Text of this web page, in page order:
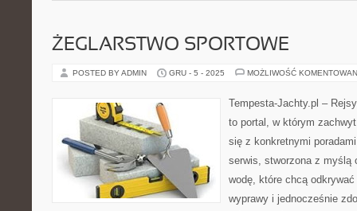
ŻEGLARSTWO SPORTOWE
POSTED BY ADMIN GRU - 5 - 2025 MOŻLIWOŚĆ
Tempesta-Jachty.pl –
to portal, w którym
się z konkretnymi
serwis, stworzona z myślą
wodę, które chcą odkrywać
wyprawy i jednocześnie